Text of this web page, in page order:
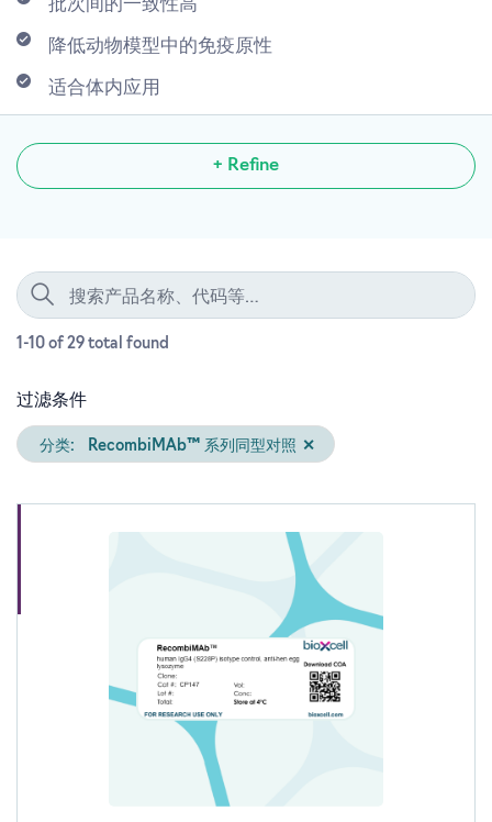
批次间的一致性高
降低动物模型中的免疫原性
适合体内应用
+ Refine
1-10 of 29 total found
过滤条件
分类: RecombiMAb™ 系列同型对照 ✕